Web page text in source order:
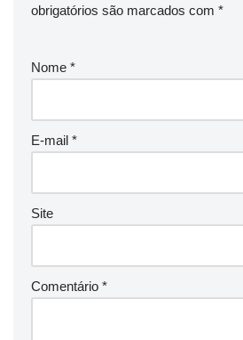
obrigatórios são marcados com *
Nome *
E-mail *
Site
Comentário *